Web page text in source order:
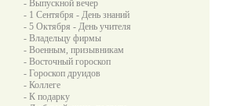
- Выпускной вечер
- 1 Сентября - День знаний
- 5 Октября - День учителя
- Владельцу фирмы
- Военным, призывникам
- Восточный гороскоп
- Гороскоп друидов
- Коллеге
- К подарку